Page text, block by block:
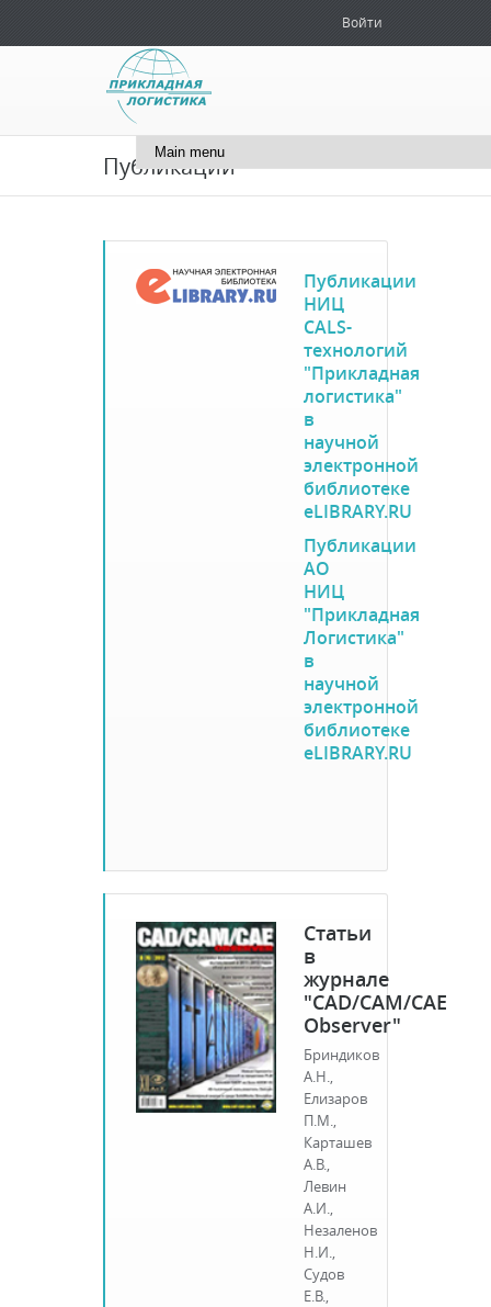
Войти
Публикации
Публикации
НИЦ
CALS-
технологий
"Прикладная
логистика"
в
научной
электронной
библиотеке
eLIBRARY.RU
Публикации
АО
НИЦ
"Прикладная
Логистика"
в
научной
электронной
библиотеке
eLIBRARY.RU
Статьи
в
журнале
"CAD/CAM/CAE
Observer"
Бриндиков
А.Н.,
Елизаров
П.М.,
Карташев
А.В.,
Левин
А.И.,
Незаленов
Н.И.,
Судов
Е.В.,